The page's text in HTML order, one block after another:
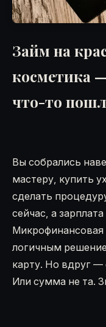
Займ на
косметика
что-то
Вы собрались
мастеру, купить
сделать
сейчас, а
логичным
карту. Но вдруг —
Или сумма не та.